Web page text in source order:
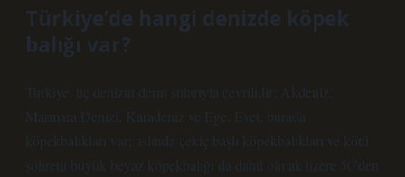
Türkiye’de hangi denizde köpek
balığı var?
Türkiye, üç denizin derin sularıyla çevrilidir: Akdeniz,
Marmara Denizi, Karadeniz ve Ege. Evet, burada
köpekbalıkları var; aslında çekiç başlı köpekbalıkları ve kötü
şöhretli büyük beyaz köpekbalığı da dahil olmak üzere 50’den